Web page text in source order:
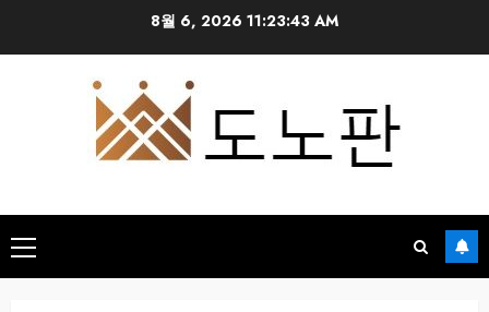
8월 6, 2026 11:23:44 AM
Primary
Menu